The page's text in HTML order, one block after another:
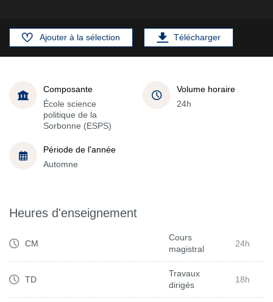
Ajouter à la sélection Télécharger
Composante
École science
politique de la
Sorbonne (ESPS)
Volume horaire
24h
Période de l'année
Automne
Heures d'enseignement
CM
Cours
magistral
24h
TD
Travaux
dirigés
18h